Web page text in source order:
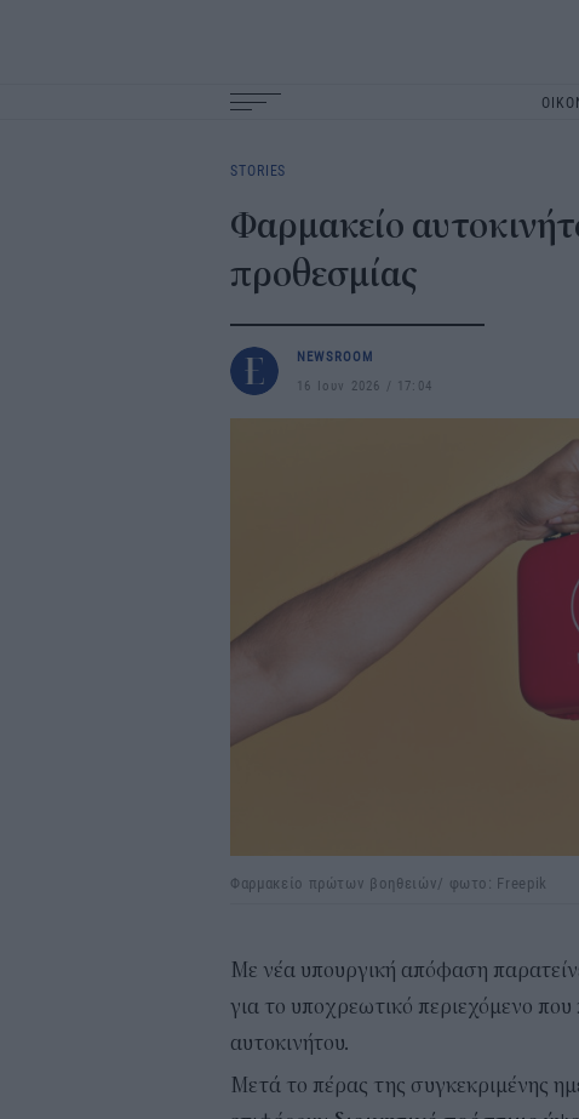
navigation
STORIES
Φαρμακείο
προθεσμίας
NEWSROOM
16 Ιουν 2026
17:04
Φαρμακείο πρώτων βοηθειών/ φωτο: Freepik
Με νέα υπουργική απόφαση
για το υποχρεωτικό περιεχόμενο που
αυτοκινήτου.
Μετά το πέρας της συγκεκριμένης